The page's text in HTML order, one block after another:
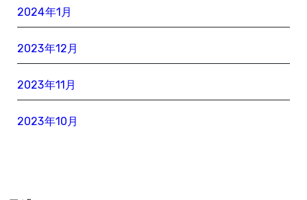
2024年1月
2023年12月
2023年11月
2023年10月